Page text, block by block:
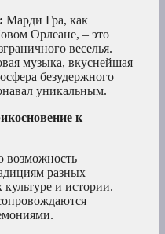
Марди Гра, как
Орлеане, – это
веселья.
музыка, вкуснейшая
безудержного
уникальным.
к
возможность
разных
и истории.